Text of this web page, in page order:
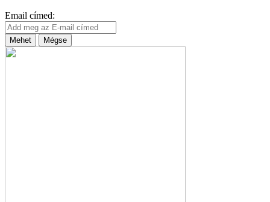
Email címed:
Mehet Mégse